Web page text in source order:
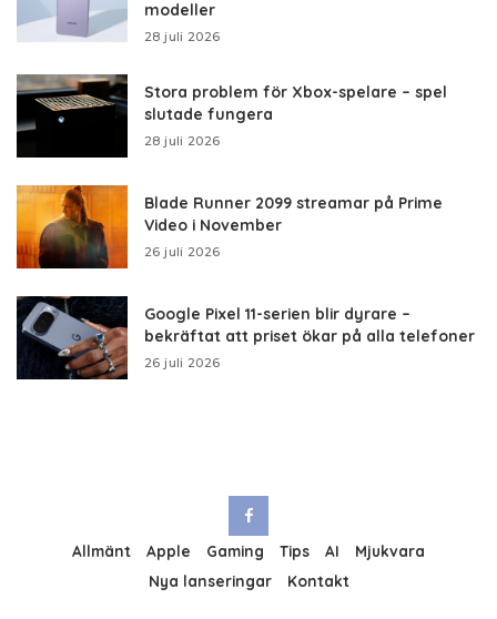
modeller
28 juli 2026
Stora problem för Xbox-spelare – spel
slutade fungera
28 juli 2026
Blade Runner 2099 streamar på Prime
Video i November
26 juli 2026
Google Pixel 11-serien blir dyrare –
bekräftat att priset ökar på alla telefoner
26 juli 2026
Allmänt Apple Gaming Tips AI
Mjukvara
Nya lanseringar
Kontakt